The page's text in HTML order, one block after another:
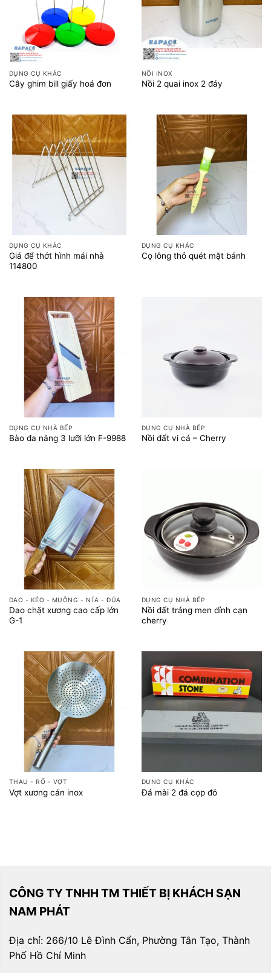
DỤNG CỤ KHÁC
Cây ghim bill giấy hoá đơn
NỒI INOX
Nồi 2 quai inox 2 đáy
DỤNG CỤ KHÁC
Giá để thớt hình mái nhà
114800
DỤNG CỤ KHÁC
Cọ lông thỏ quét mặt bánh
DỤNG CỤ NHÀ BẾP
Bào đa năng 3 lưỡi lớn F-9988
DỤNG CỤ NHÀ BẾP
Nồi đất vi cá – Cherry
DAO - KÉO - MUỖNG - NĨA - ĐŨA
Dao chặt xương cao cấp lớn
G-1
DỤNG CỤ NHÀ BẾP
Nồi đất tráng men đỉnh cạn
cherry
THAU - RỔ - VỢT
Vợt xương cán inox
DỤNG CỤ KHÁC
Đá mài 2 đá cọp đỏ
CÔNG TY TNHH TM THIẾT BỊ KHÁCH SẠN
NAM PHÁT
Địa chỉ: 266/10 Lê Đình Cẩn, Phường Tân Tạo, Thành
Phố Hồ Chí Minh